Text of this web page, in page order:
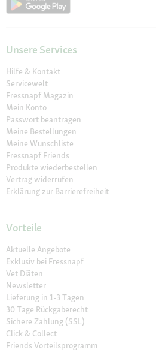
Unsere Services
Hilfe & Kontakt
Servicewelt
Fressnapf Magazin
Mein Konto
Passwort beantragen
Meine Bestellungen
Meine Wunschliste
Fressnapf Friends
Produkte wiederbestellen
Vertrag widerrufen
Erklärung zur Barrierefreiheit
Vorteile
Aktuelle Angebote
Exklusiv bei Fressnapf
Vet Diäten
Newsletter
Lieferung in 1-3 Tagen
30 Tage Rückgaberecht
Sichere Zahlung (SSL)
Click & Collect
Friends Vorteilsprogramm